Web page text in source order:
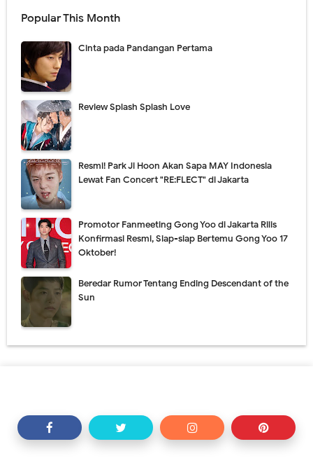
Popular This Month
Cinta pada Pandangan Pertama
Review Splash Splash Love
Resmi! Park Ji Hoon Akan Sapa MAY Indonesia
Lewat Fan Concert "RE:FLECT" di Jakarta
Promotor Fanmeeting Gong Yoo di Jakarta Rilis
Konfirmasi Resmi, Siap-siap Bertemu Gong Yoo 17
Oktober!
Beredar Rumor Tentang Ending Descendant of the
Sun